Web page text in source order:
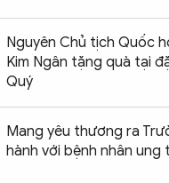
Nguyên Chủ tịch Quốc
Kim Ngân tặng quà tại
Quý
Mang yêu thương ra
hành với bệnh nhân ung